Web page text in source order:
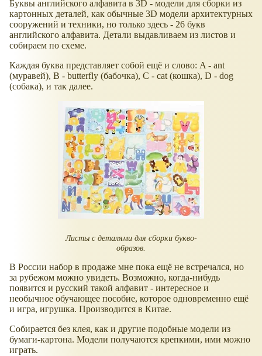
Буквы английского алфавита в 3D - модели для сборки из
картонных деталей, как обычные 3D модели архитектурных
сооружений и техники, но только здесь - 26 букв
английского алфавита. Детали выдавливаем из листов и
собираем по схеме.
Каждая буква представляет собой ещё и слово: A - ant
(муравей), B - butterfly (бабочка), C - cat (кошка), D - dog
(собака), и так далее.
Листы с деталями для сборки букво-
образов.
В России набор в продаже мне пока ещё не встречался, но
за рубежом можно увидеть. Возможно, когда-нибудь
появится и русский такой алфавит - интересное и
необычное обучающее пособие, которое одновременно ещё
и игра, игрушка. Производится в Китае.
Собирается без клея, как и другие подобные модели из
бумаги-картона. Модели получаются крепкими, ими можно
играть.